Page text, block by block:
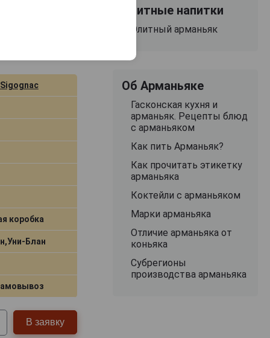
коробка
Блан
В заявку
Элитные напитки
Элитный арманьяк
Об Арманьяке
Гасконская кухня и
арманьяк. Рецепты блюд
с арманьяком
Как пить Арманьяк?
Как прочитать этикетку
арманьяка
Коктейли с арманьяком
Марки арманьяка
Отличие арманьяка от
коньяка
Субрегионы
производства арманьяка